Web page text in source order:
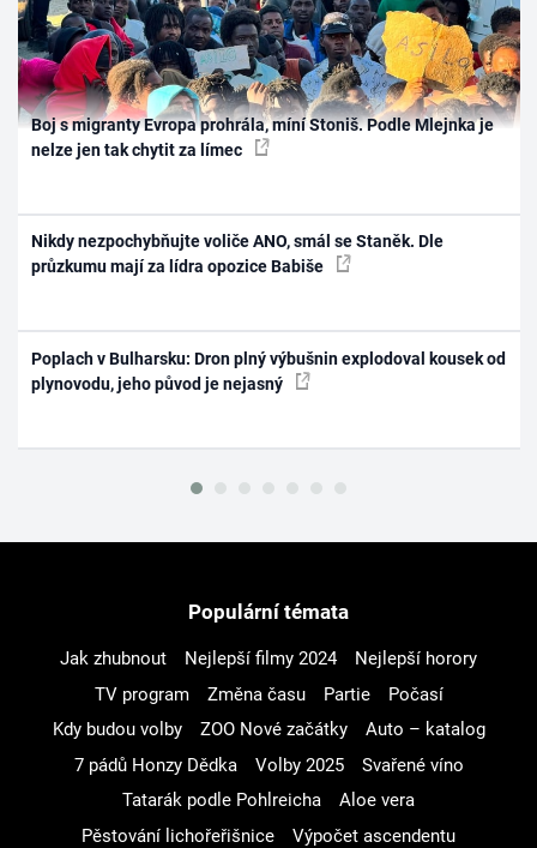
Boj s migranty Evropa prohrála, míní Stoniš. Podle Mlejnka je
nelze jen tak chytit za límec
Nikdy nezpochybňujte voliče ANO, smál se Staněk. Dle
průzkumu mají za lídra opozice Babiše
Poplach v Bulharsku: Dron plný výbušnin explodoval kousek od
plynovodu, jeho původ je nejasný
Populární témata
Jak zhubnout Nejlepší filmy 2024
Nejlepší horory
TV program
Změna času Partie
Počasí
Kdy budou volby
ZOO Nové začátky
Auto – katalog
7 pádů Honzy Dědka
Volby 2025
Svařené víno
Tatarák podle Pohlreicha
Aloe vera
Pěstování lichořeřišnice
Výpočet ascendentu